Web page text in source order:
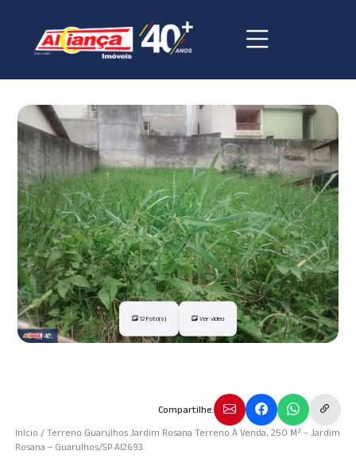
12 Foto(s) Ver vídeo
Compartilhe.
Início /Terreno Guarulhos Jardim Rosana Terreno À Venda, 250 M² – Jardim
Rosana – Guarulhos/SP AI2693